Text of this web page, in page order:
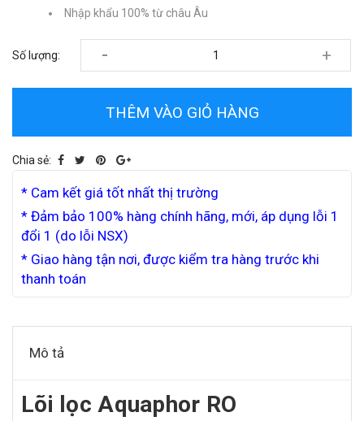
Nhập khẩu 100% từ châu Âu
Số lượng: - +
THÊM VÀO GIỎ HÀNG
Chia sẻ:
* Cam kết giá tốt nhất thị trường
* Đảm bảo 100% hàng chính hãng, mới, áp dụng lỗi 1
đổi 1 (do lỗi NSX)
* Giao hàng tận nơi, được kiểm tra hàng trước khi
thanh toán
Mô tả
Lõi lọc Aquaphor RO